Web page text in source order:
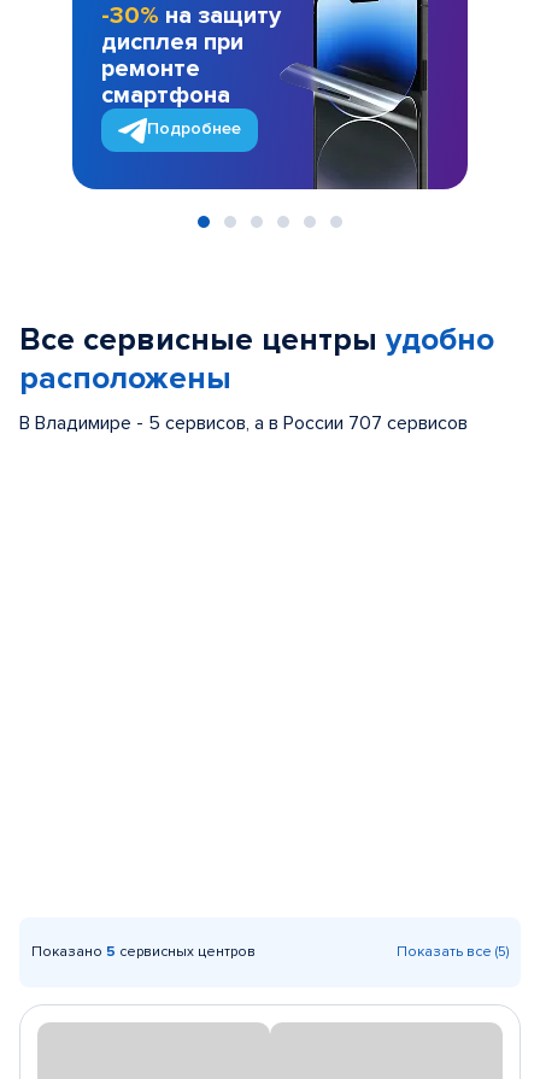
-30% на защиту
дисплея при
ремонте
смартфона
Подробнее
Все сервисные центры удобно
расположены
В Владимире - 5 сервисов, а в России 707 сервисов
Показано 5 сервисных центров Показать все (5)